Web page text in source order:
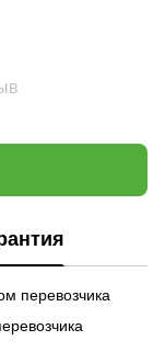
перевозчика